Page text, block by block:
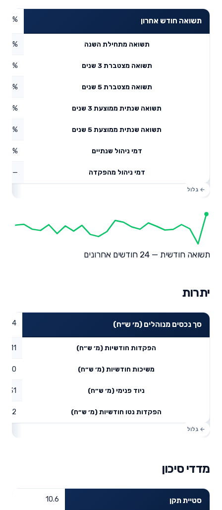
תשואה חודש אחרון
תשואה מתחילת השנה
תשואה מצטברת 3 שנים
תשואה מצטברת 5 שנים
תשואה שנתית ממוצעת 3 שנים
תשואה שנתית ממוצעת 5 שנים
דמי ניהול שנתיים 1.18%
דמי ניהול מהפקדה —
תשואה חודשית — 24 חודשים אחרונים
יתרות
סך נכסים מנוהלים (מ׳ ש״ח)
הפקדות חודשיות (מ׳ ש״ח) 0.11
משיכות חודשיות (מ׳ ש״ח) 0
ניוד פנימי (מ׳ ש״ח) 0.31
הפקדות נטו חודשיות (מ׳ ש״ח) 0.42
מדדי סיכון
סטיית תקן 10.6